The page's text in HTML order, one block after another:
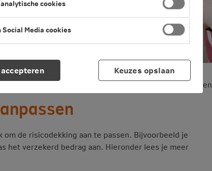
wijzigen Risicodekking verzekeren of aanpassen
de risicodekking aan te passen. Bijvoorbeeld je
het verzekerd bedrag aan. Hieronder lees je meer
cookies
Media cookies
Keuzes opslaan